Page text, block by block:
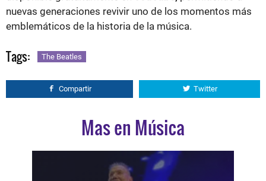
nuevas generaciones revivir uno de los momentos más
emblemáticos de la historia de la música.
Tags: The Beatles
Compartir Twitter
Mas en Música